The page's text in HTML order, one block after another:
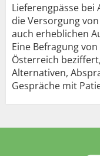
Lieferengpässe
die Versorgung
auch erheblichen
Eine Befragung
Österreich
Alternativen,
Gespräche mit